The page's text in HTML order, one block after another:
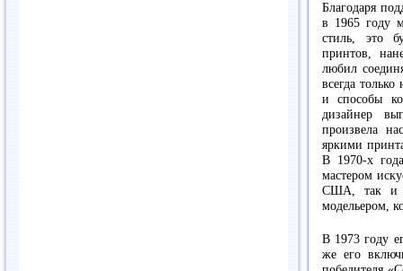
Благодаря
в 1965 году
стиль, это
принтов,
любил
всегда
и способы
дизайнер
произвела
яркими
В 1970-х
мастером
США, так и
модельером,
В 1973 году
же его